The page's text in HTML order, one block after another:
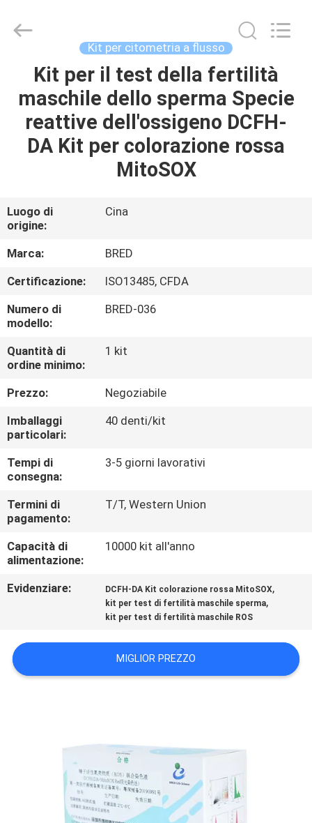
CASA
PRODOTTI
CIRCA
NOI
GIRO
DELLA
FABBRICA
CONTROLLO
DI
QUALITÀ
CONTATTICI
NOTIZIE
BLOG
RICHIEDA
CITAZIONE
MAPPA
PRIVACY
POLICY
BRED
Kit per citometria a flusso
Kit per il test della fertilità
maschile dello sperma Specie
reattive dell'ossigeno DCFH-
DA Kit per colorazione rossa
MitoSOX
Luogo di
origine:
Cina
Marca:
BRED
Certificazione:
ISO13485, CFDA
Numero di
modello:
BRED-036
Quantità di
ordine minimo:
1 kit
Prezzo:
Negoziabile
Imballaggi
particolari:
40 denti/kit
Tempi di
consegna:
3-5 giorni lavorativi
Termini di
pagamento:
T/T, Western Union
Capacità di
alimentazione:
10000 kit all'anno
Evidenziare: DCFH-DA Kit colorazione rossa MitoSOX,
kit per test di fertilità maschile sperma,
kit per test di fertilità maschile ROS
MIGLIOR PREZZO